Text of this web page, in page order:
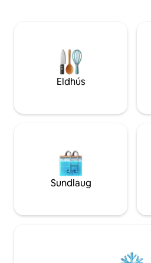
bílastæðum.
Eldhús
Sundlaug